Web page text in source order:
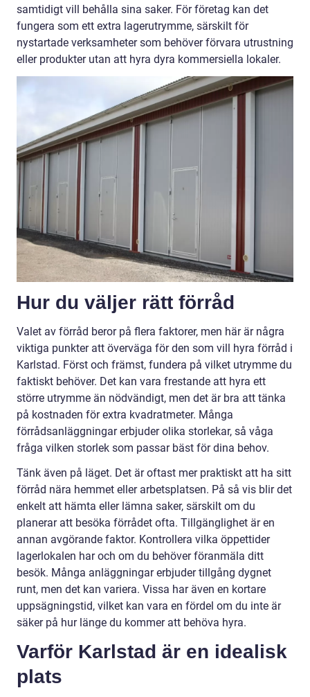
samtidigt vill behålla sina saker. För företag kan det
fungera som ett extra lagerutrymme, särskilt för
nystartade verksamheter som behöver förvara utrustning
eller produkter utan att hyra dyra kommersiella lokaler.
Hur du väljer rätt förråd
Valet av förråd beror på flera faktorer, men här är några
viktiga punkter att överväga för den som vill hyra förråd i
Karlstad. Först och främst, fundera på vilket utrymme du
faktiskt behöver. Det kan vara frestande att hyra ett
större utrymme än nödvändigt, men det är bra att tänka
på kostnaden för extra kvadratmeter. Många
förrådsanläggningar erbjuder olika storlekar, så våga
fråga vilken storlek som passar bäst för dina behov.
Tänk även på läget. Det är oftast mer praktiskt att ha sitt
förråd nära hemmet eller arbetsplatsen. På så vis blir det
enkelt att hämta eller lämna saker, särskilt om du
planerar att besöka förrådet ofta. Tillgänglighet är en
annan avgörande faktor. Kontrollera vilka öppettider
lagerlokalen har och om du behöver föranmäla ditt
besök. Många anläggningar erbjuder tillgång dygnet
runt, men det kan variera. Vissa har även en kortare
uppsägningstid, vilket kan vara en fördel om du inte är
säker på hur länge du kommer att behöva hyra.
Varför Karlstad är en idealisk
plats